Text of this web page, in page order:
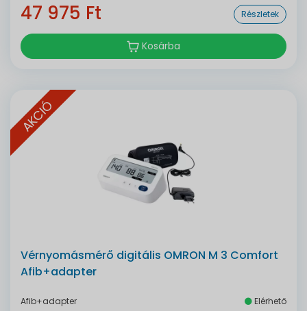
47 975 Ft Részletek
Kosárba
AKCIÓ
Vérnyomásmérő digitális OMRON M 3 Comfort
Afib+adapter
Afib+adapter Elérhető